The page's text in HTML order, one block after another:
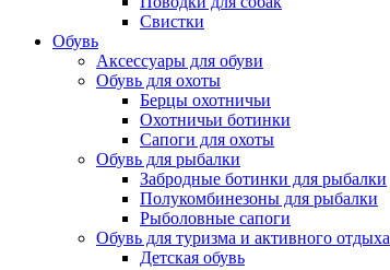
Свистки
Обувь
Аксессуары для обуви
Обувь для охоты
Берцы охотничьи
Охотничьи ботинки
Сапоги для охоты
Обувь для рыбалки
Забродные ботинки для рыбалки
Полукомбинезоны для рыбалки
Рыболовные сапоги
Обувь для туризма и активного отдыха
Детская обувь